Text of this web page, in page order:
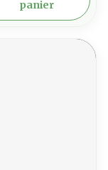
panier